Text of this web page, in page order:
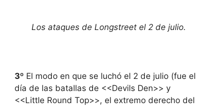
Los ataques de Longstreet el 2 de julio.
3º El modo en que se luchó el 2 de julio (fue el
día de las batallas de <<Devils Den>> y
<<Little Round Top>>, el extremo derecho del